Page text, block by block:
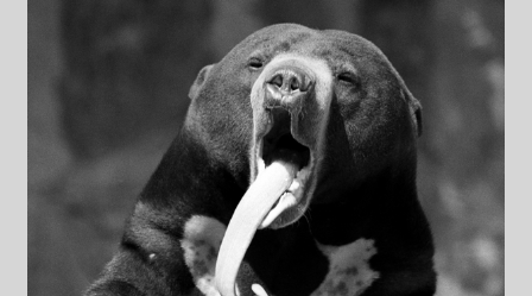
Datenschutzerklärung
Kasse
Linkliste
Mein Konto